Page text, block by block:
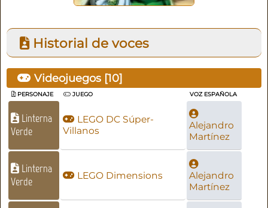
Historial de voces
Videojuegos [10]
PERSONAJE JUEGO VOZ ESPAÑOLA
Linterna
Verde
LEGO DC Súper-
Villanos
Alejandro
Martínez
Linterna
Verde
LEGO Dimensions
Alejandro
Martínez